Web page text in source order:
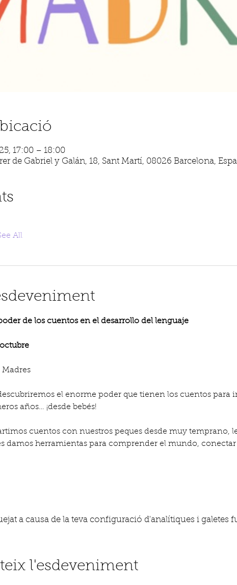
17:00 – 18:00
de Gabriel y Galán, 18, Sant Martí, 08026 Barcelona,
All
de los cuentos en el desarrollo del lenguaje
Madres
el enorme poder que tienen los cuentos para
años… ¡desde bebés!
cuentos con nuestros peques desde muy temprano,
damos herramientas para comprender el mundo,
a causa de la teva configuració d'analítiques i galetes
l'esdeveniment